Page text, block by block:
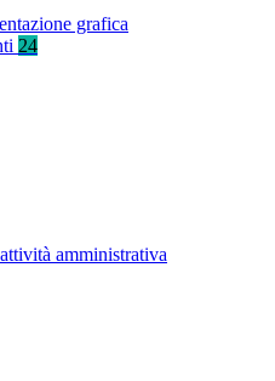
grafica
24
amministrativa